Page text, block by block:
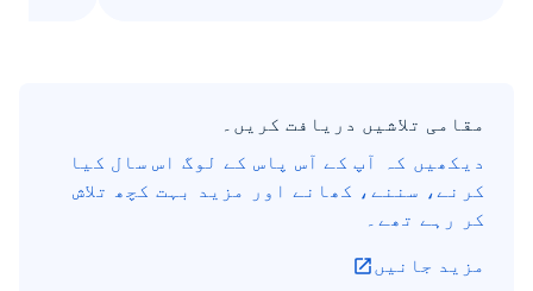
مقامی تلاشیں دریافت کریں۔
دیکھیں کہ آپ کے آس پاس کے لوگ اس سال کیا
کرنے، سننے، کھانے اور مزید بہت کچھ تلاش
کر رہے تھے۔
مزید جانیں